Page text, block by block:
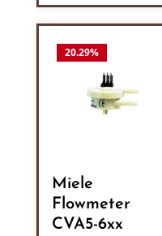
20.29%
Miele
Flowmeter
CVA5-6xx